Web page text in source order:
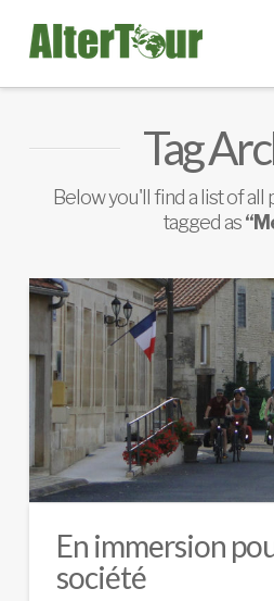
Tag
Below you'll find a list of all
tagged as
En immersion
société